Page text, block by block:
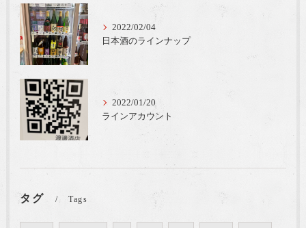
2022/02/04
日本酒のラインナップ
2022/01/20
ラインアカウント
タグ Tags